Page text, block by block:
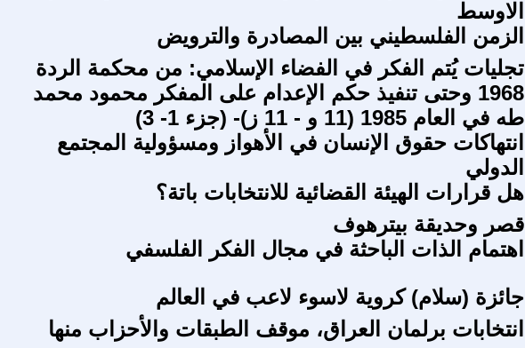
الاوسط
الزمن الفلسطيني بين المصادرة والترويض
تجليات يُتم الفكر في الفضاء الإسلامي: من محكمة الردة
1968 وحتى تنفيذ حكم الإعدام على المفكر محمود محمد
طه في العام 1985 (11 و - 11 ز)- (جزء 1- 3)
انتهاكات حقوق الإنسان في الأهواز ومسؤولية المجتمع
الدولي
هل قرارات الهيئة القضائية للانتخابات باتة؟
قصر وحديقة بيترهوف
اهتمام الذات الباحثة في مجال الفكر الفلسفي
جائزة (سلام) كروية لاسوء لاعب في العالم
انتخابات برلمان العراق، موقف الطبقات والأحزاب منها